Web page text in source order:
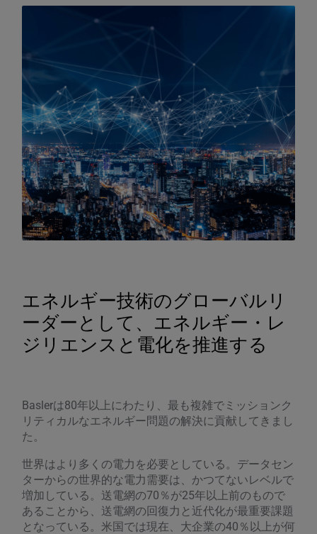
エネルギー技術のグローバルリ
ーダーとして、エネルギー・レ
ジリエンスと電化を推進する
Baslerは80年以上にわたり、最も複雑でミッションク
リティカルなエネルギー問題の解決に貢献してきまし
た。
世界はより多くの電力を必要としている。データセン
ターからの世界的な電力需要は、かつてないレベルで
増加している。送電網の70％が25年以上前のもので
あることから、送電網の回復力と近代化が最重要課題
となっている。米国では現在、大企業の40％以上が何